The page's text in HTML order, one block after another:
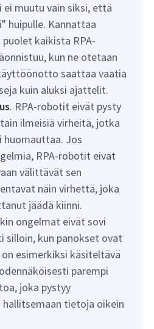
ei muutu vain siksi, että
huipulle. Kannattaa
kaikista RPA-
kun ne otetaan
saattaa vaatia
kuin aluksi ajattelit.
. RPA-robotit eivät pysty
ilmeisiä virheitä, jotka
huomauttaa. Jos
RPA-robotit eivät
välittävät sen
näin virhettä, joka
jäädä kiinni.
ongelmat eivät sovi
silloin, kun panokset ovat
esimerkiksi käsiteltävä
parempi
joka pystyy
tietoja oikein